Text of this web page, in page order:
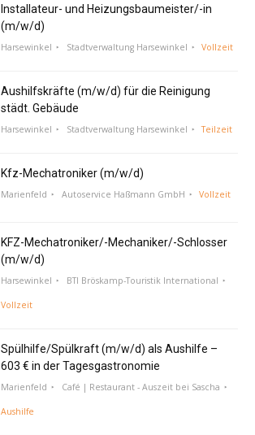
Installateur- und Heizungsbaumeister/-in
(m/w/d)
Harsewinkel Stadtverwaltung Harsewinkel Vollzeit
Aushilfskräfte (m/w/d) für die Reinigung
städt. Gebäude
Harsewinkel Stadtverwaltung Harsewinkel Teilzeit
Kfz-Mechatroniker (m/w/d)
Marienfeld Autoservice Haßmann GmbH Vollzeit
KFZ-Mechatroniker/-Mechaniker/-Schlosser
(m/w/d)
Harsewinkel BTI Bröskamp-Touristik International
Vollzeit
Spülhilfe/Spülkraft (m/w/d) als Aushilfe –
603 € in der Tagesgastronomie
Marienfeld Café | Restaurant - Auszeit bei Sascha
Aushilfe